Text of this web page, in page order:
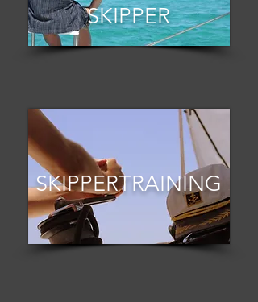
SKIPPER
SKIPPERTRAINING